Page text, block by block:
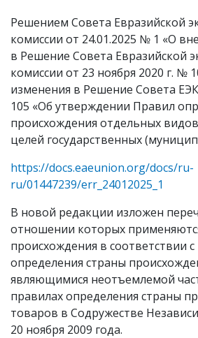
Решением Совета Евразийской
комиссии от 24.01.2025 № 1 «О
в Решение Совета Евразийской
комиссии от 23 ноября 2020 г. №
изменения в Решение Совета
105 «Об утверждении Правил
происхождения отдельных
целей государственных
https://docs.eaeunion.org/docs/ru-
ru/01447239/err_24012025_1
В новой редакции изложен
отношении которых
происхождения в соответствии
определения страны
являющимися неотъемлемой
правилах определения страны
товаров в Содружестве
20 ноября 2009 года.